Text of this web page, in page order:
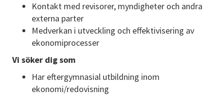
Kontakt med revisorer, myndigheter och andra
externa parter
Medverkan i utveckling och effektivisering av
ekonomiprocesser
Vi söker dig som
Har eftergymnasial utbildning inom
ekonomi/redovisning